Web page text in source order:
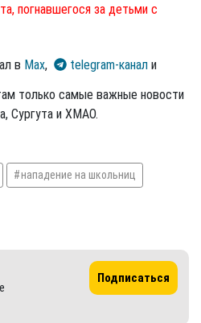
погнавшегося за детьми с
в Max, telegram-канал и
только самые важные новости
Сургута и ХМАО.
нападение на школьниц
Подписаться